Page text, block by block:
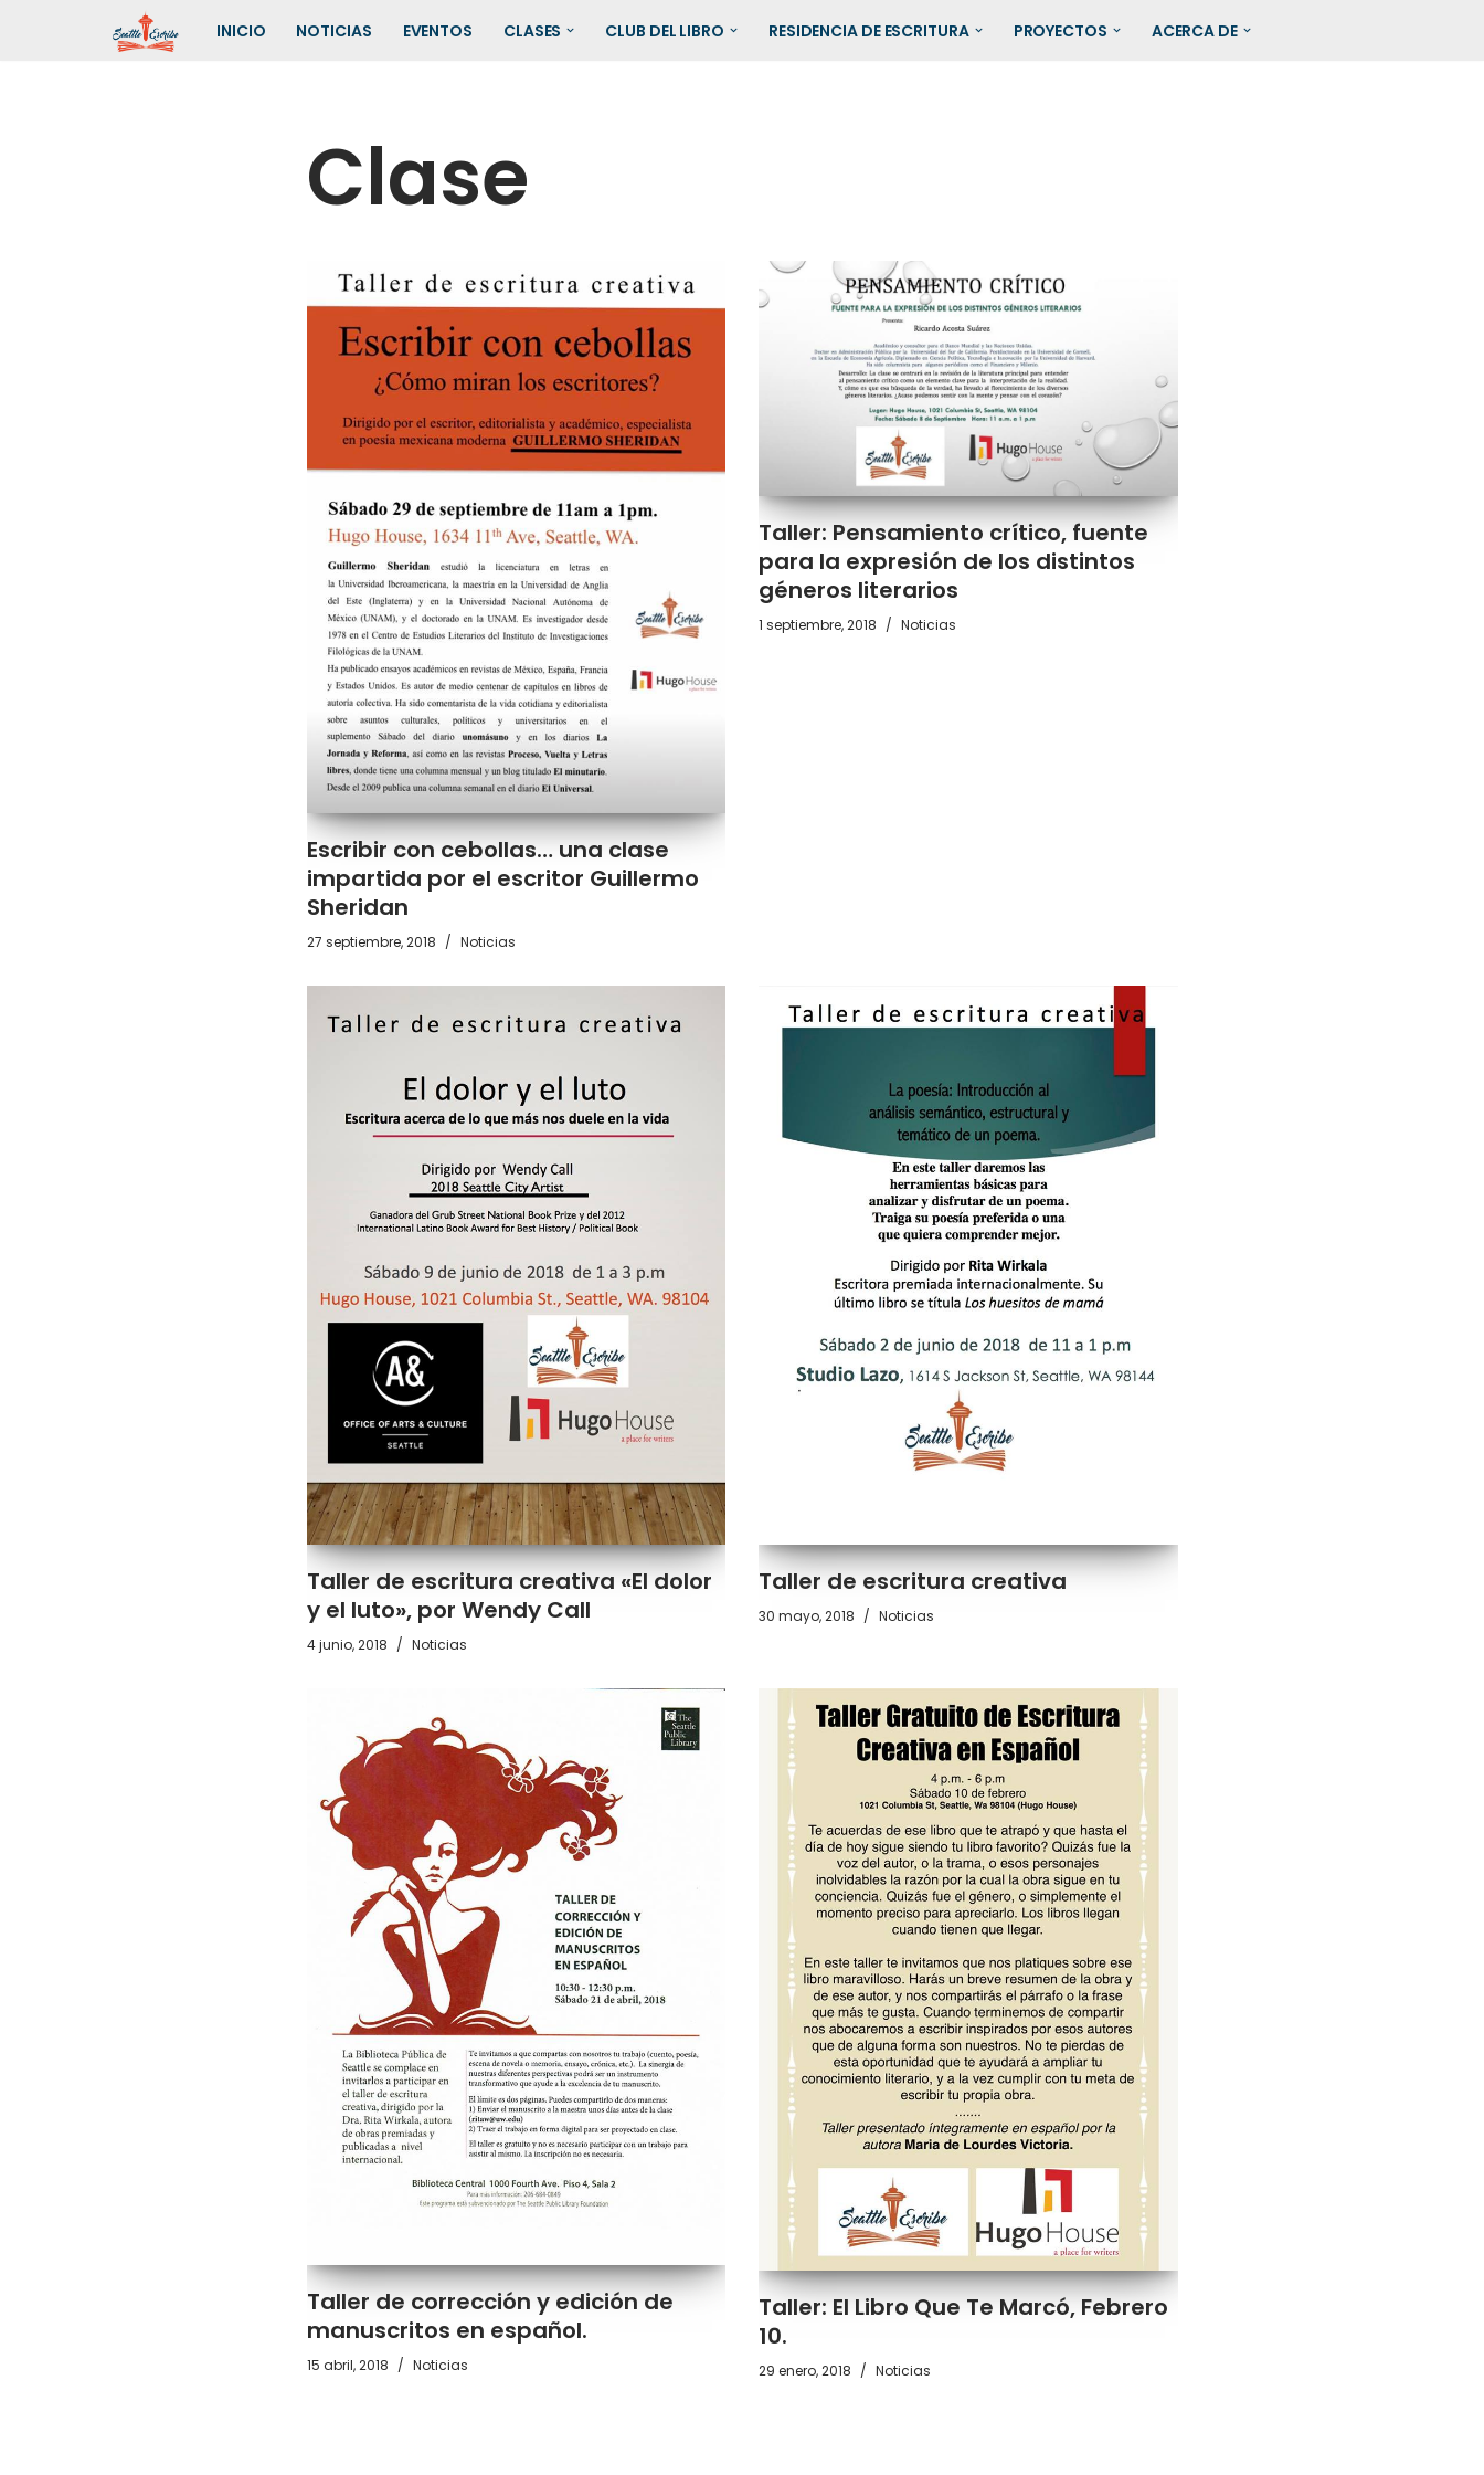
INICIO NOTICIAS EVENTOS CLASES CLUB DEL LIBRO RESIDENCIA DE ESCRITURA PROYECTOS ACERCA DE
Clase
Escribir con cebollas… una clase
impartida por el escritor Guillermo
Sheridan
27 septiembre, 2018 Noticias
Taller: Pensamiento crítico, fuente
para la expresión de los distintos
géneros literarios
1 septiembre, 2018 Noticias
Taller de escritura creativa «El dolor
y el luto», por Wendy Call
4 junio, 2018 Noticias
Taller de escritura creativa
30 mayo, 2018 Noticias
Taller de corrección y edición de
manuscritos en español.
15 abril, 2018 Noticias
Taller: El Libro Que Te Marcó, Febrero
10.
29 enero, 2018 Noticias